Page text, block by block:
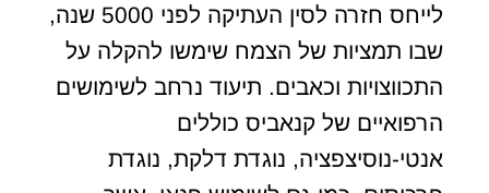
לייחס חזרה לסין העתיקה לפני 5000 שנה,
שבו תמציות של הצמח שימשו להקלה על
התכווצויות וכאבים. תיעוד נרחב לשימושים
הרפואיים של קנאביס כוללים
אנטי-נוסיצפציה, נוגדת דלקת, נוגדת